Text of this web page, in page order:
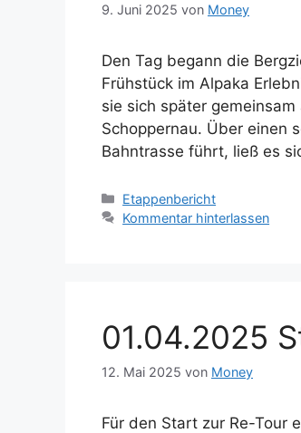
9. Juni 2025 von Money
Den Tag begann die
Frühstück im Alpaka
sie sich später
Schoppernau. Über einen
Bahntrasse führt, ließ es
Kategorien
Etappenbericht
Kommentar hinterlassen
01.04.2025
12. Mai 2025 von Money
Für den Start zur Re-Tour